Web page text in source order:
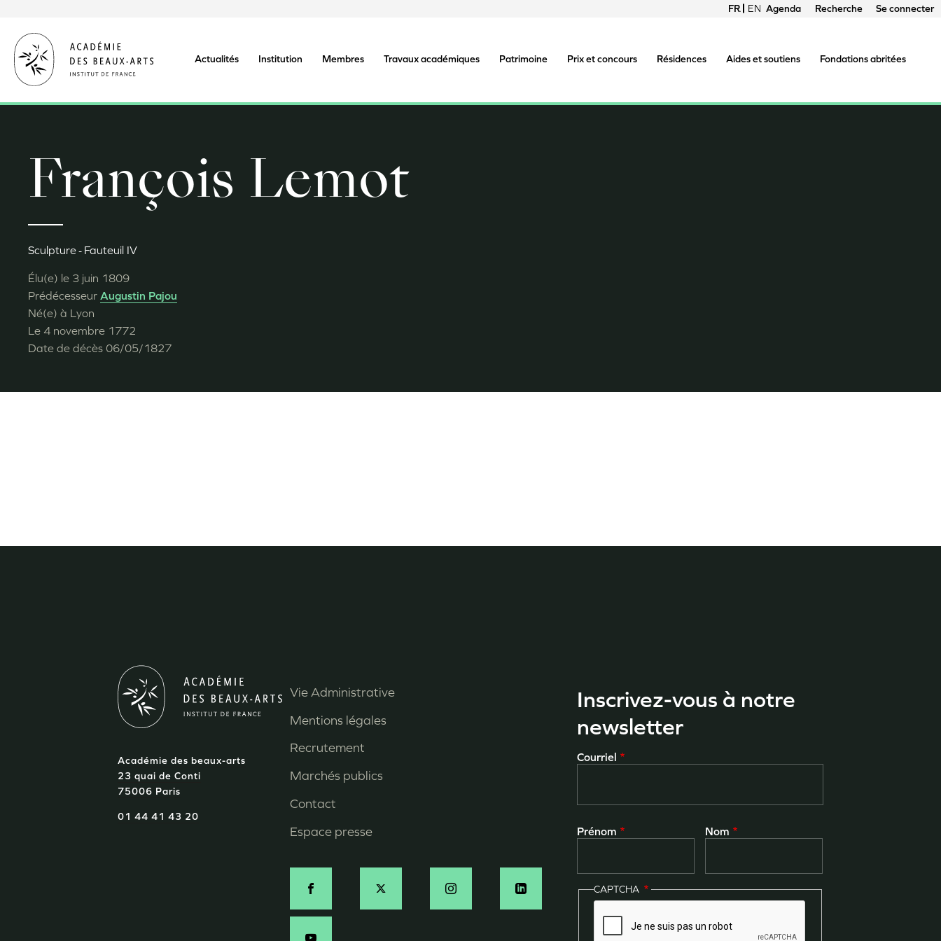
principal
FRANÇAIS
ENGLISH
du
compte
Agenda Recherche Se connecter
Actualités Institution Membres Travaux académiques Patrimoine Prix et concours Résidences Aides et soutiens Fondations abritées
François Lemot
Sculpture Fauteuil IV
Élu(e) le 3 juin 1809
Prédécesseur Augustin Pajou
Né(e) à Lyon
Le 4 novembre 1772
Date de décès 06/05/1827
Académie des beaux-arts
23 quai de Conti
75006 Paris
01 44 41 43 20
Menu
Pied
de
page
Vie Administrative
Mentions légales
Recrutement
Marchés publics
Contact
Espace presse
Social
Inscrivez-vous à notre
newsletter
Courriel
Prénom Nom
CAPTCHA